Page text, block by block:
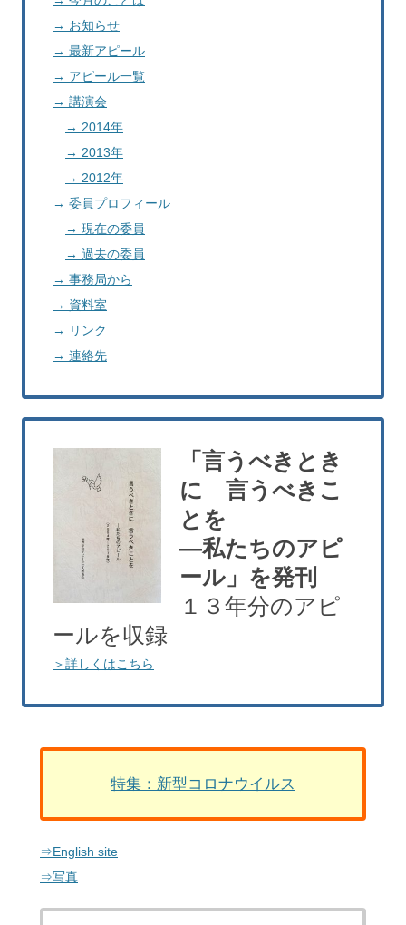
→ お知らせ
→ 最新アピール
→ アピール一覧
→ 講演会
→ 2014年
→ 2013年
→ 2012年
→ 委員プロフィール
→ 現在の委員
→ 過去の委員
→ 事務局から
→ 資料室
→ リンク
→ 連絡先
「言うべきとき
に 言うべきこ
とを
―私たちのアピ
ール」を発刊
１３年分のアピ
ールを収録
＞詳しくはこちら
特集：新型コロナウイルス
⇒English site
⇒写真